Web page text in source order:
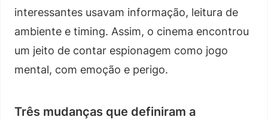
interessantes usavam informação, leitura de
ambiente e timing. Assim, o cinema encontrou
um jeito de contar espionagem como jogo
mental, com emoção e perigo.
Três mudanças que definiram a